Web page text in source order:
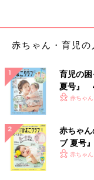
赤ちゃん・育児
育児の
夏号』
いっぱ
赤ちゃ
赤ちゃ
ブ 夏号
く！ お
赤ちゃ